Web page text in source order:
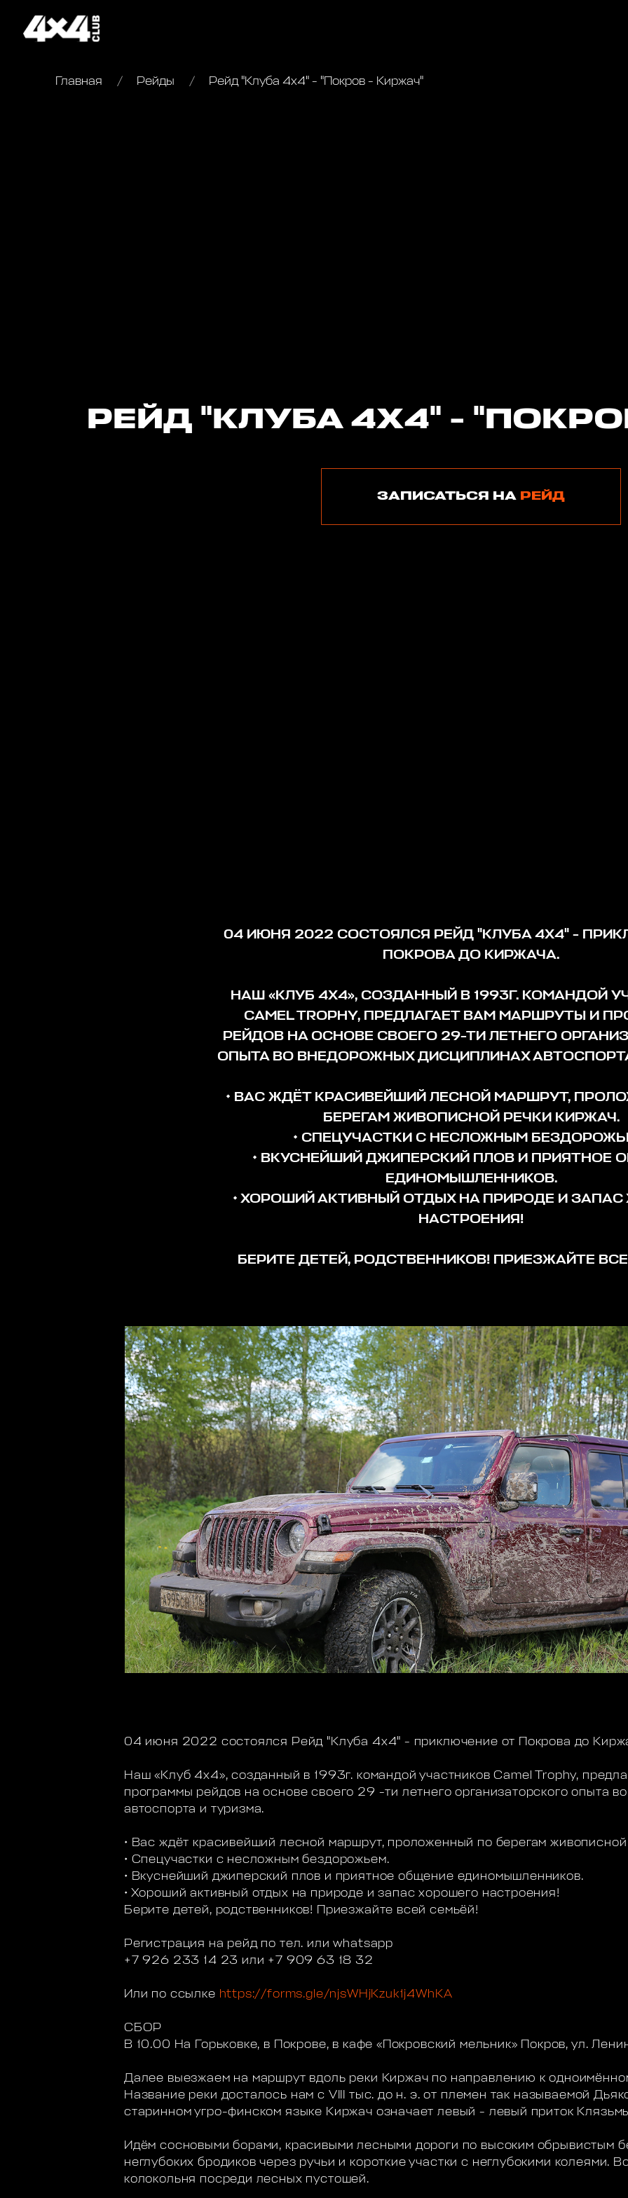
Главная Рейды Рейд "Клуба 4х4" - "Покров - Киржач"
РЕЙД "КЛУБА 4Х4" -
ЗАПИСАТЬСЯ НА РЕЙД
04 ИЮНЯ 2022 СОСТОЯЛСЯ РЕЙД "КЛУБА 4Х4" -
ПОКРОВА ДО КИРЖАЧА.
НАШ «КЛУБ 4Х4», СОЗДАННЫЙ В 1993Г. КОМАНДОЙ
CAMEL TROPHY, ПРЕДЛАГАЕТ ВАМ МАРШРУТЫ И
РЕЙДОВ НА ОСНОВЕ СВОЕГО 29-ТИ ЛЕТНЕГО
ОПЫТА ВО ВНЕДОРОЖНЫХ ДИСЦИПЛИНАХ
• ВАС ЖДЁТ КРАСИВЕЙШИЙ ЛЕСНОЙ МАРШРУТ,
БЕРЕГАМ ЖИВОПИСНОЙ РЕЧКИ КИРЖАЧ.
• СПЕЦУЧАСТКИ С НЕСЛОЖНЫМ
• ВКУСНЕЙШИЙ ДЖИПЕРСКИЙ ПЛОВ И ПРИЯТНОЕ
ЕДИНОМЫШЛЕННИКОВ.
• ХОРОШИЙ АКТИВНЫЙ ОТДЫХ НА ПРИРОДЕ И
НАСТРОЕНИЯ!
БЕРИТЕ ДЕТЕЙ, РОДСТВЕННИКОВ! ПРИЕЗЖАЙТЕ
04 июня 2022 состоялся Рейд "Клуба 4х4" - приключение от Покрова до
Наш «Клуб 4х4», созданный в 1993г. командой участников Camel Trophy,
программы рейдов на основе своего 29 -ти летнего организаторского опыта
автоспорта и туризма.
• Вас ждёт красивейший лесной маршрут, проложенный по берегам
• Спецучастки с несложным бездорожьем.
• Вкуснейший джиперский плов и приятное общение единомышленников.
• Хороший активный отдых на природе и запас хорошего настроения!
Берите детей, родственников! Приезжайте всей семьёй!
Регистрация на рейд по тел. или whatsapp
+7 926 233 14 23 или +7 909 63 18 32
Или по ссылке https://forms.gle/njsWHjKzuk1j4WhKA
СБОР
В 10.00 На Горьковке, в Покрове, в кафе «Покровский мельник» Покров, ул.
Далее выезжаем на маршрут вдоль реки Киржач по направлению к
Название реки досталось нам с VIII тыс. до н. э. от племен так называемой
старинном угро-финском языке Киржач означает левый - левый приток
Идём сосновыми борами, красивыми лесными дороги по высоким обрывистым
неглубоких бродиков через ручьи и короткие участки с неглубокими колеями.
колокольня посреди лесных пустошей.